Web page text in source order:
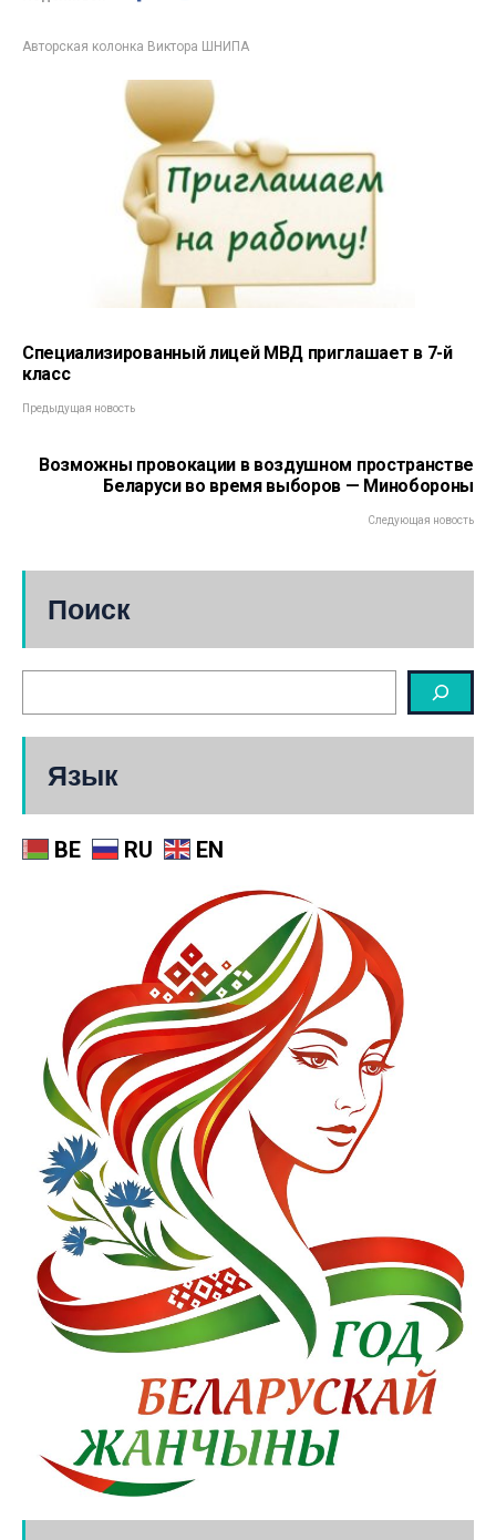
Авторская колонка Виктора ШНИПА
Специализированный лицей МВД приглашает в 7-й
класс
Предыдущая новость
Возможны провокации в воздушном пространстве
Беларуси во время выборов — Минобороны
Следующая новость
Поиск
Язык
BE RU EN